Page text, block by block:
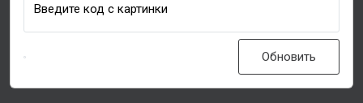
Введите код с картинки
Обновить